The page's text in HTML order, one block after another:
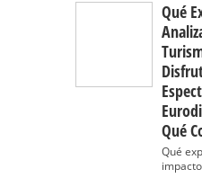
Qué
Qué
Qué